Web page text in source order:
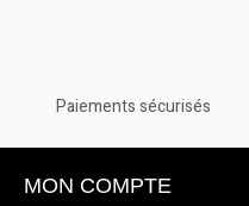
Paiements sécurisés
MON COMPTE